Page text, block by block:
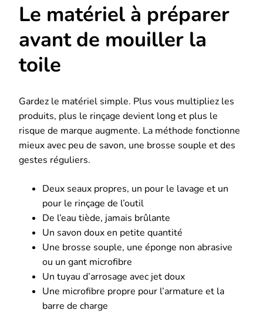
Le matériel à préparer
avant de mouiller la
toile
Gardez le matériel simple. Plus vous multipliez les
produits, plus le rinçage devient long et plus le
risque de marque augmente. La méthode fonctionne
mieux avec peu de savon, une brosse souple et des
gestes réguliers.
Deux seaux propres, un pour le lavage et un
pour le rinçage de l’outil
De l’eau tiède, jamais brûlante
Un savon doux en petite quantité
Une brosse souple, une éponge non abrasive
ou un gant microfibre
Un tuyau d’arrosage avec jet doux
Une microfibre propre pour l’armature et la
barre de charge